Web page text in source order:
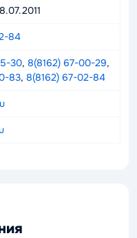
84
30, 8(8162) 67-00-29,
83, 8(8162) 67-02-84